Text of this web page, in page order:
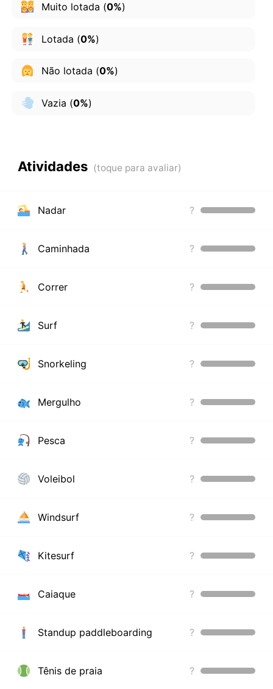
Muito lotada (0%)
Lotada (0%)
Não lotada (0%)
Vazia (0%)
Atividades
Nadar ?
Caminhada ?
Correr ?
Surf ?
Snorkeling ?
Mergulho ?
Pesca ?
Voleibol ?
Windsurf ?
Kitesurf ?
Caiaque ?
Standup paddleboarding ?
Tênis de praia ?